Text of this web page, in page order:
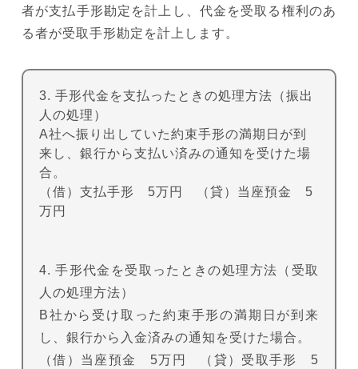
者が支払手形勘定を計上し、代金を受取る権利のあ
る者が受取手形勘定を計上します。
3. 手形代金を支払ったときの処理方法（振出
人の処理）
A社へ振り出していた約束手形の満期日が到
来し、銀行から支払い済みの通知を受けた場
合。
（借）支払手形 5万円 （貸）当座預金 5
万円
4. 手形代金を受取ったときの処理方法（受取
人の処理方法）
B社から受け取った約束手形の満期日が到来
し、銀行から入金済みの通知を受けた場合。
（借）当座預金 5万円 （貸）受取手形 5